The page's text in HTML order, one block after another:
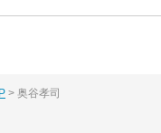
奥谷孝司